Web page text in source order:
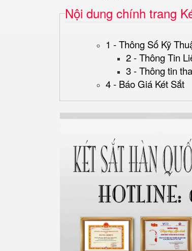
Nội dung chính trang
1 - Thông Số Kỹ
2 - Thông Tin
3 - Thông tin
4 - Báo Giá Két Sắt